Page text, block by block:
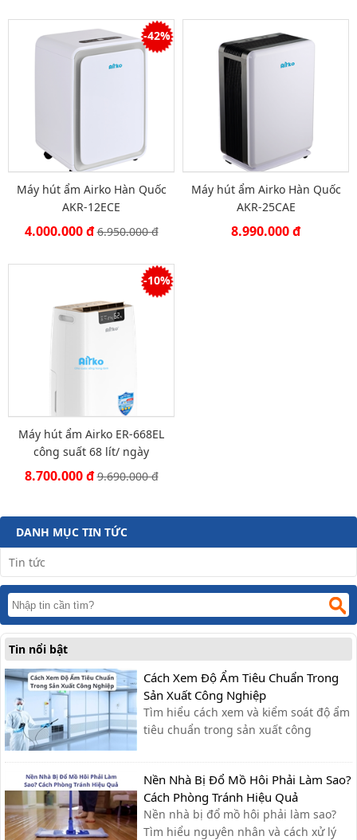
-42%
Máy hút ẩm Airko Hàn Quốc
AKR-12ECE
4.000.000 đ6.950.000 đ
Máy hút ẩm Airko Hàn Quốc
AKR-25CAE
8.990.000 đ
-10%
Máy hút ẩm Airko ER-668EL
công suất 68 lít/ ngày
8.700.000 đ9.690.000 đ
DANH MỤC TIN TỨC
Tin tức
Tin nổi bật
Cách Xem Độ Ẩm Tiêu Chuẩn Trong
Sản Xuất Công Nghiệp
Tìm hiểu cách xem và kiểm soát độ ẩm
tiêu chuẩn trong sản xuất công
và nâng cao chất lượng sản phẩm.
Nền Nhà Bị Đổ Mồ Hôi Phải Làm Sao?
Cách Phòng Tránh Hiệu Quả
Nền nhà bị đổ mồ hôi phải làm sao?
Tìm hiểu nguyên nhân và cách xử lý